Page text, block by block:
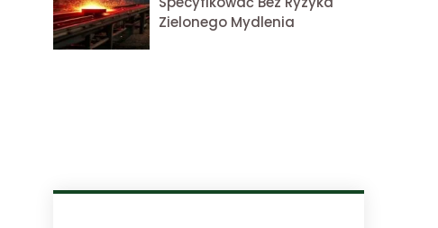
Zielonego Mydlenia